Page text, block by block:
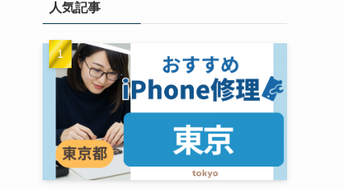
人気記事